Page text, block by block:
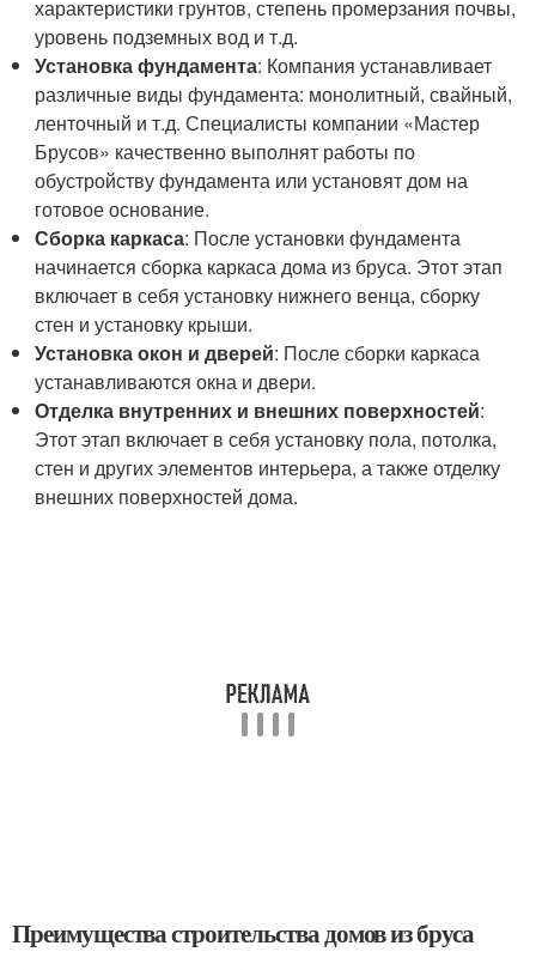
характеристики грунтов, степень промерзания почвы,
уровень подземных вод и т.д.
Установка фундамента: Компания устанавливает
различные виды фундамента: монолитный, свайный,
ленточный и т.д. Специалисты компании «Мастер
Брусов» качественно выполнят работы по
обустройству фундамента или установят дом на
готовое основание.
Сборка каркаса: После установки фундамента
начинается сборка каркаса дома из бруса. Этот этап
включает в себя установку нижнего венца, сборку
стен и установку крыши.
Установка окон и дверей: После сборки каркаса
устанавливаются окна и двери.
Отделка внутренних и внешних поверхностей:
Этот этап включает в себя установку пола, потолка,
стен и других элементов интерьера, а также отделку
внешних поверхностей дома.
Преимущества строительства домов из бруса